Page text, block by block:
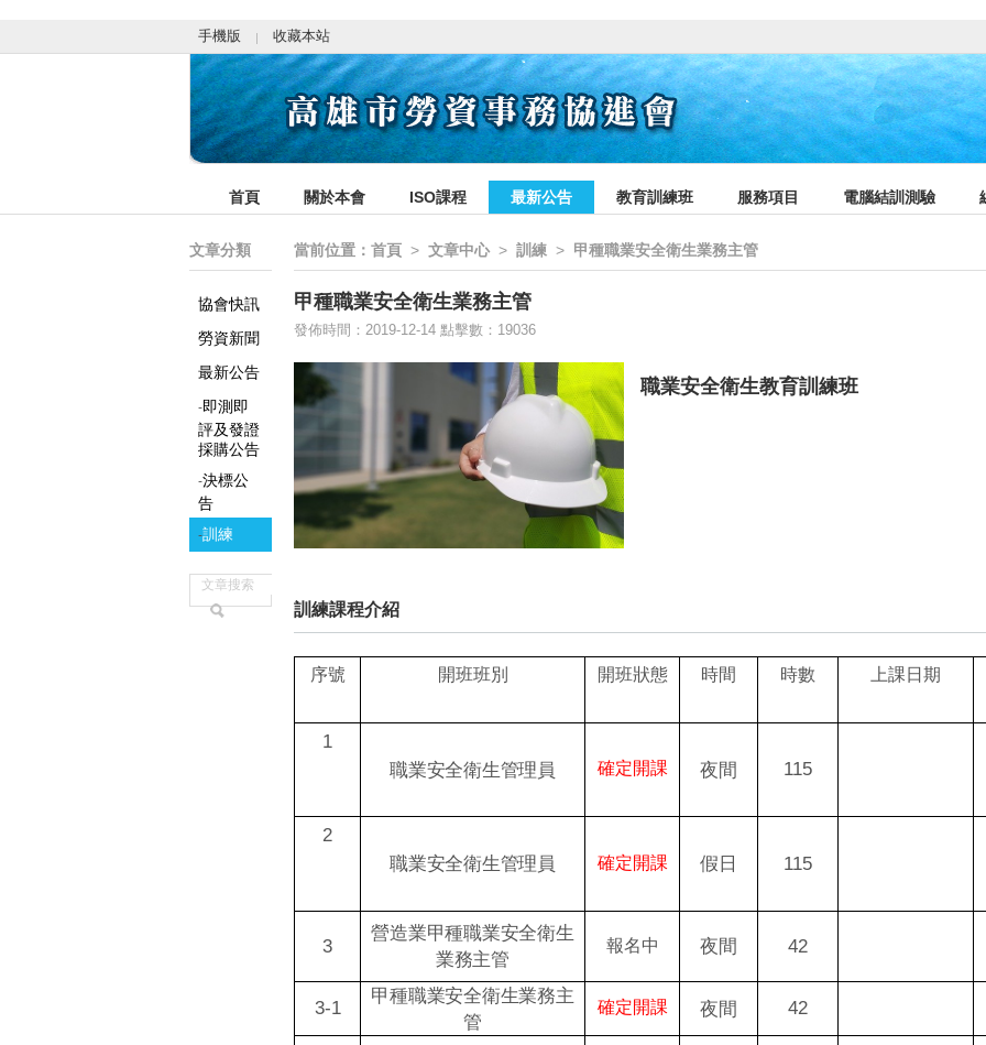
手機版 收藏本站
首頁 關於本會 ISO課程 最新公告 教育訓練班 服務項目 電腦結訓測驗
文章分類
協會快訊
勞資新聞
最新公告
-即測即
評及發證
採購公告
-決標公
告
-訓練
當前位置： 首頁 > 文章中心 > 訓練 > 甲種職業安全衛生業務主管
甲種職業安全衛生業務主管
發佈時間：2019-12-14 點擊數：19036
職業安全衛生教育訓練班
訓練課程介紹
序號 開班班別 開班狀態 時間 時數 上課日期
1
職業安全衛生管理員
確定開課 夜間 115
2
職業安全衛生管理員
確定開課 假日 115
3
營造業甲種職業安全衛生
業務主管
報名中 夜間 42
3-1
甲種職業安全衛生業務主
管
確定開課 夜間 42